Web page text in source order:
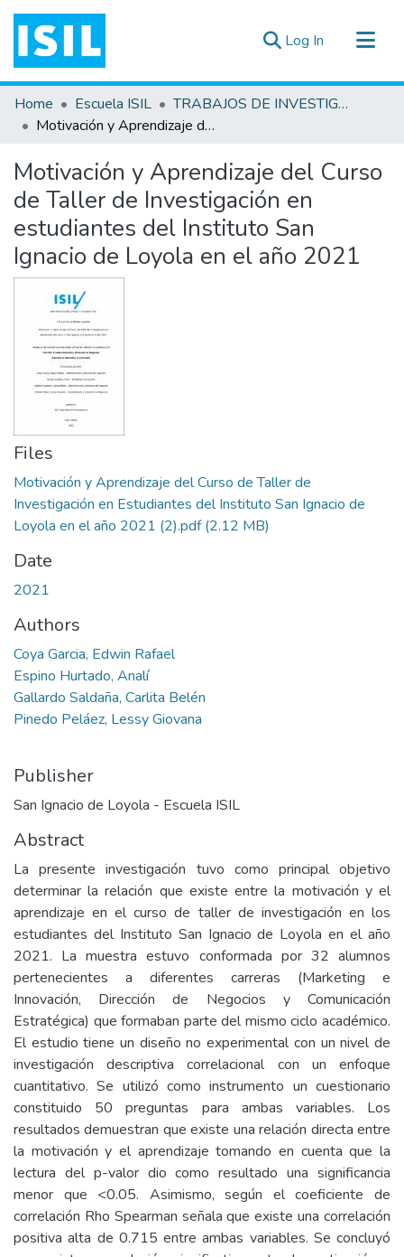
Log In (current)
All of DSpace
Statistics
Documentos ▾
Home Escuela ISIL
TRABAJOS DE INVESTIGACIÓN
Motivación y Aprendizaje del Curso de Taller de Investigación en estudiantes del Instituto San Ignacio de Loyola en el año 2021
Motivación y Aprendizaje del Curso
de Taller de Investigación en
estudiantes del Instituto San
Ignacio de Loyola en el año 2021
Files
Motivación y Aprendizaje del Curso de Taller de
Investigación en Estudiantes del Instituto San Ignacio de
Loyola en el año 2021 (2).pdf(2.12 MB)
Date
2021
Authors
Coya Garcia, Edwin Rafael
Espino Hurtado, Analí
Gallardo Saldaña, Carlita Belén
Pinedo Peláez, Lessy Giovana
Publisher
San Ignacio de Loyola - Escuela ISIL
Abstract
La presente investigación tuvo como principal objetivo
determinar la relación que existe entre la motivación y el
aprendizaje en el curso de taller de investigación en los
estudiantes del Instituto San Ignacio de Loyola en el año
2021. La muestra estuvo conformada por 32 alumnos
pertenecientes a diferentes carreras (Marketing e
Innovación, Dirección de Negocios y Comunicación
Estratégica) que formaban parte del mismo ciclo académico.
El estudio tiene un diseño no experimental con un nivel de
investigación descriptiva correlacional con un enfoque
cuantitativo. Se utilizó como instrumento un cuestionario
constituido 50 preguntas para ambas variables. Los
resultados demuestran que existe una relación directa entre
la motivación y el aprendizaje tomando en cuenta que la
lectura del p-valor dio como resultado una significancia
menor que <0.05. Asimismo, según el coeficiente de
correlación Rho Spearman señala que existe una correlación
positiva alta de 0.715 entre ambas variables. Se concluyó